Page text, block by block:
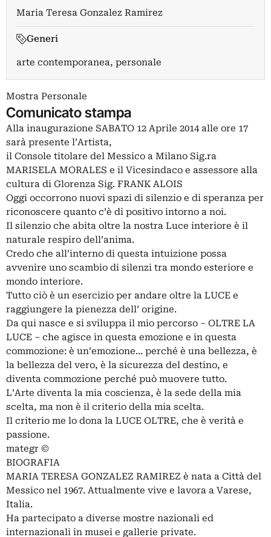
Maria Teresa Gonzalez Ramirez
Generi
arte contemporanea, personale
Mostra Personale
Comunicato stampa
Alla inaugurazione SABATO 12 Aprile 2014 alle ore 17
sarà presente l’Artista,
il Console titolare del Messico a Milano Sig.ra
MARISELA MORALES e il Vicesindaco e assessore alla
cultura di Glorenza Sig. FRANK ALOIS
Oggi occorrono nuovi spazi di silenzio e di speranza per
riconoscere quanto c’è di positivo intorno a noi.
Il silenzio che abita oltre la nostra Luce interiore è il
naturale respiro dell’anima.
Credo che all’interno di questa intuizione possa
avvenire uno scambio di silenzi tra mondo esteriore e
mondo interiore.
Tutto ciò è un esercizio per andare oltre la LUCE e
raggiungere la pienezza dell’ origine.
Da qui nasce e si sviluppa il mio percorso – OLTRE LA
LUCE – che agisce in questa emozione e in questa
commozione: è un’emozione… perché è una bellezza, è
la bellezza del vero, è la sicurezza del destino, e
diventa commozione perché può muovere tutto.
L’Arte diventa la mia coscienza, è la sede della mia
scelta, ma non è il criterio della mia scelta.
Il criterio me lo dona la LUCE OLTRE, che è verità e
passione.
mategr ©
BIOGRAFIA
MARIA TERESA GONZALEZ RAMIREZ è nata a Città del
Messico nel 1967. Attualmente vive e lavora a Varese,
Italia.
Ha partecipato a diverse mostre nazionali ed
internazionali in musei e gallerie private.